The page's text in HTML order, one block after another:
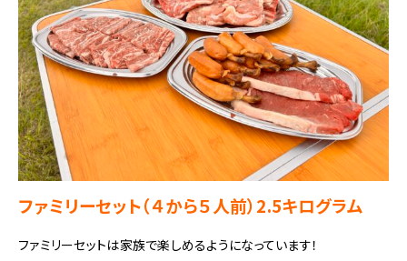
ファミリーセット（４から５人前）2.5キログラム
ファミリーセットは家族で楽しめるようになっています！